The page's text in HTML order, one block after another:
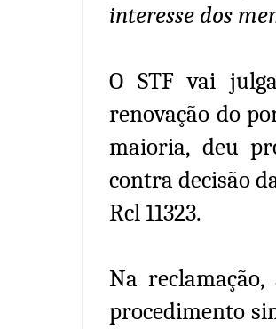
interesse dos
O STF vai
renovação do
maioria, deu
contra decisão
Rcl 11323.
Na
procedimento